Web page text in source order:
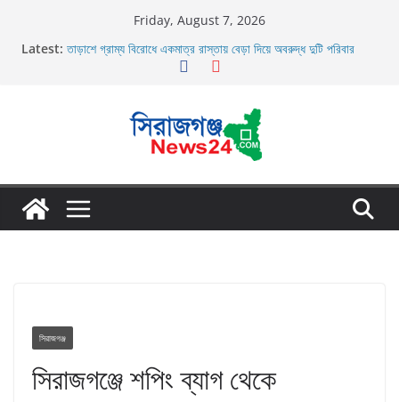
Friday, August 7, 2026
Latest: তাড়াশে গ্রাম্য বিরোধে একমাত্র রাস্তায় বেড়া দিয়ে অবরুদ্ধ দুটি পরিবার
তাড়াশে বাসের চাপায় পথচারী নিহত
চলাচলের রাস্তায় ঈদগাহ মাঠের প্রাচীর তাড়াশে অবরুদ্ধ ৪০টি পরিবার
উল্লাপাড়ায় ১১০ পিচ চায়না দোয়ারী জাল আগুনে পুড়িয়ে ধংস
সিরাজগঞ্জ
সিরাজগঞ্জে শপিং ব্যাগ থেকে